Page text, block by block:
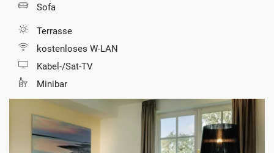
Sofa
Terrasse
kostenloses W-LAN
Kabel-/Sat-TV
Minibar